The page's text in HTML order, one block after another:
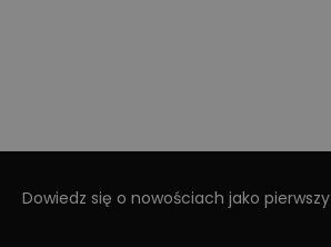
Dowiedz się o nowościach jako pierwszy